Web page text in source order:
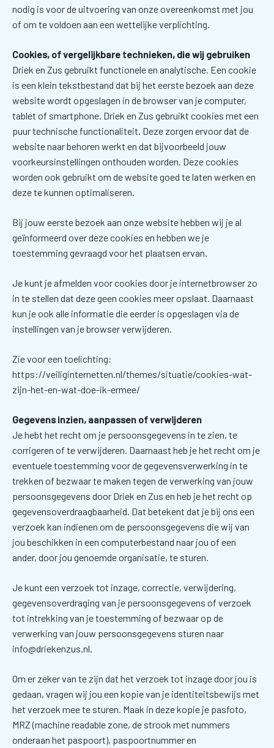
nodig is voor de uitvoering van onze overeenkomst met jou
of om te voldoen aan een wettelijke verplichting.
Cookies, of vergelijkbare technieken, die wij gebruiken
Driek en Zus gebruikt functionele en analytische. Een cookie
is een klein tekstbestand dat bij het eerste bezoek aan deze
website wordt opgeslagen in de browser van je computer,
tablet of smartphone. Driek en Zus gebruikt cookies met een
puur technische functionaliteit. Deze zorgen ervoor dat de
website naar behoren werkt en dat bijvoorbeeld jouw
voorkeursinstellingen onthouden worden. Deze cookies
worden ook gebruikt om de website goed te laten werken en
deze te kunnen optimaliseren.
Bij jouw eerste bezoek aan onze website hebben wij je al
geïnformeerd over deze cookies en hebben we je
toestemming gevraagd voor het plaatsen ervan.
Je kunt je afmelden voor cookies door je internetbrowser zo
in te stellen dat deze geen cookies meer opslaat. Daarnaast
kun je ook alle informatie die eerder is opgeslagen via de
instellingen van je browser verwijderen.
Zie voor een toelichting:
https://veiliginternetten.nl/themes/situatie/cookies-wat-
zijn-het-en-wat-doe-ik-ermee/
Gegevens inzien, aanpassen of verwijderen
Je hebt het recht om je persoonsgegevens in te zien, te
corrigeren of te verwijderen. Daarnaast heb je het recht om je
eventuele toestemming voor de gegevensverwerking in te
trekken of bezwaar te maken tegen de verwerking van jouw
persoonsgegevens door Driek en Zus en heb je het recht op
gegevensoverdraagbaarheid. Dat betekent dat je bij ons een
verzoek kan indienen om de persoonsgegevens die wij van
jou beschikken in een computerbestand naar jou of een
ander, door jou genoemde organisatie, te sturen.
Je kunt een verzoek tot inzage, correctie, verwijdering,
gegevensoverdraging van je persoonsgegevens of verzoek
tot intrekking van je toestemming of bezwaar op de
verwerking van jouw persoonsgegevens sturen naar
info@driekenzus.nl.
Om er zeker van te zijn dat het verzoek tot inzage door jou is
gedaan, vragen wij jou een kopie van je identiteitsbewijs met
het verzoek mee te sturen. Maak in deze kopie je pasfoto,
MRZ (machine readable zone, de strook met nummers
onderaan het paspoort), paspoortnummer en